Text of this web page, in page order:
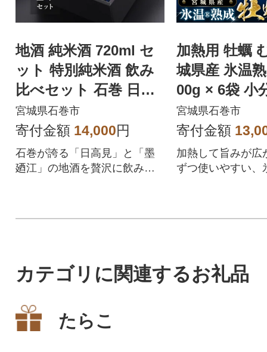
地酒 純米酒 720ml セ
ット 特別純米酒 飲み
比べセット 石巻 日本
酒 日高見 墨廼江 ギフ
ト
宮城県石巻市
寄付金額 14,000円
石巻が誇る「日高見」と「墨
廼江」の地酒を贅沢に飲み比
加熱用 牡蠣
城県産 氷温
00g × 6袋 小
g 冷凍かき
宮城県石巻市
寄付金額
加熱して旨みが広
ずつ使いやすい、
カテゴリに関連するお礼品
たらこ